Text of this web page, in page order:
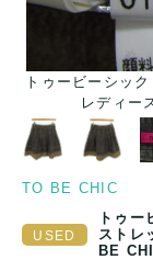
トゥービーシッ
レディー
TO BE CHIC
トゥ
ストレ
BE